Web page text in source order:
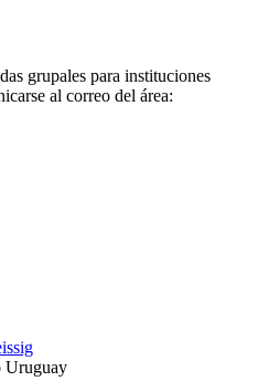
grupales para instituciones
al correo del área:
Uruguay